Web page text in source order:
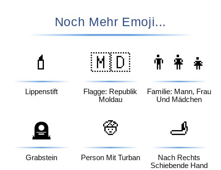
Noch Mehr Emoji...
💄
Lippenstift
🇲🇩
Flagge: Republik
Moldau
👨‍👩‍👧
Familie: Mann, Frau
Und Mädchen
🪦
Grabstein
👳
Person Mit Turban
🫸
Nach Rechts
Schiebende Hand